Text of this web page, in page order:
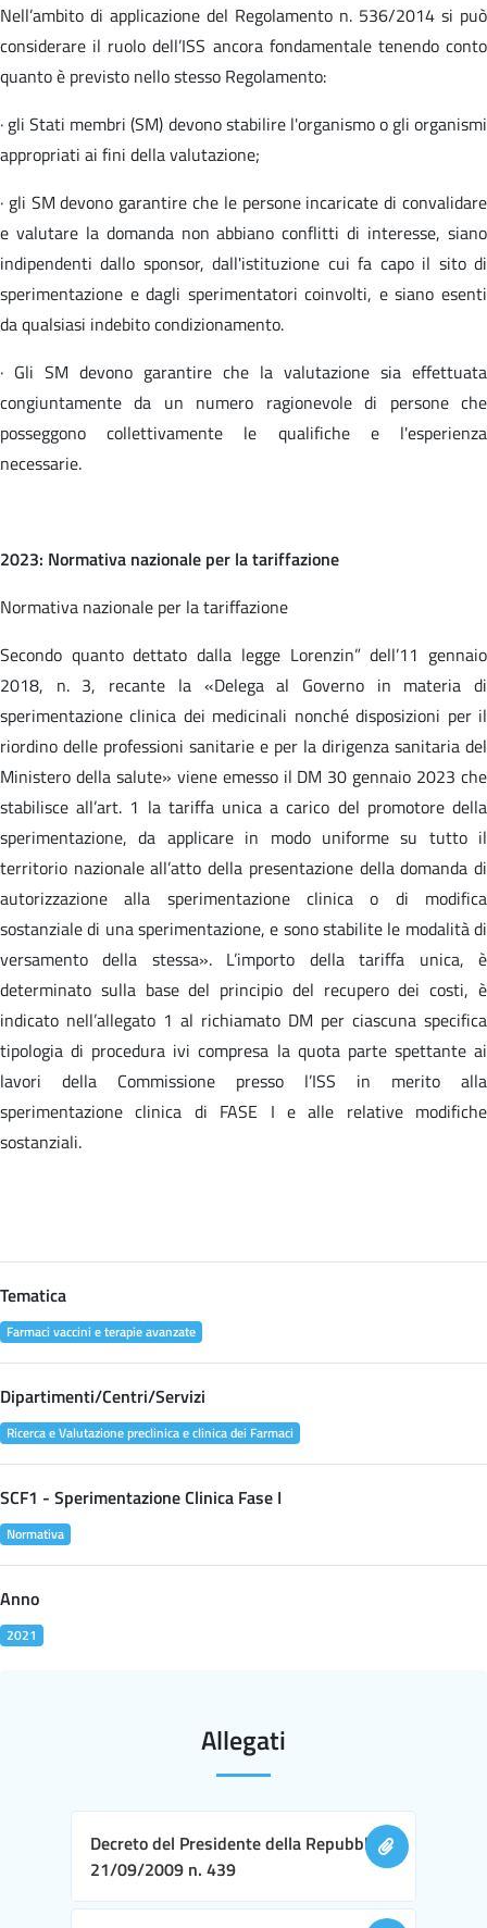
Nell’ambito di applicazione del Regolamento n. 536/2014 si può
considerare il ruolo dell’ISS ancora fondamentale tenendo conto
quanto è previsto nello stesso Regolamento:
· gli Stati membri (SM) devono stabilire l'organismo o gli organismi
appropriati ai fini della valutazione;
· gli SM devono garantire che le persone incaricate di convalidare
e valutare la domanda non abbiano conflitti di interesse, siano
indipendenti dallo sponsor, dall'istituzione cui fa capo il sito di
sperimentazione e dagli sperimentatori coinvolti, e siano esenti
da qualsiasi indebito condizionamento.
· Gli SM devono garantire che la valutazione sia effettuata
congiuntamente da un numero ragionevole di persone che
posseggono collettivamente le qualifiche e l'esperienza
necessarie.
2023: Normativa nazionale per la tariffazione
Normativa nazionale per la tariffazione
Secondo quanto dettato dalla legge Lorenzin” dell’11 gennaio
2018, n. 3, recante la «Delega al Governo in materia di
sperimentazione clinica dei medicinali nonché disposizioni per il
riordino delle professioni sanitarie e per la dirigenza sanitaria del
Ministero della salute» viene emesso il DM 30 gennaio 2023 che
stabilisce all’art. 1 la tariffa unica a carico del promotore della
sperimentazione, da applicare in modo uniforme su tutto il
territorio nazionale all’atto della presentazione della domanda di
autorizzazione alla sperimentazione clinica o di modifica
sostanziale di una sperimentazione, e sono stabilite le modalità di
versamento della stessa». L’importo della tariffa unica, è
determinato sulla base del principio del recupero dei costi, è
indicato nell’allegato 1 al richiamato DM per ciascuna specifica
tipologia di procedura ivi compresa la quota parte spettante ai
lavori della Commissione presso l’ISS in merito alla
sperimentazione clinica di FASE I e alle relative modifiche
sostanziali.
Tematica
Farmaci vaccini e terapie avanzate
Dipartimenti/Centri/Servizi
Ricerca e Valutazione preclinica e clinica dei Farmaci
SCF1 - Sperimentazione Clinica Fase I
Normativa
Anno
2021
Allegati
Decreto del Presidente della Repubblica
21/09/2009 n. 439